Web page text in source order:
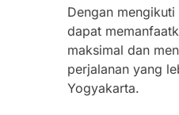
Dengan
dapat
maksimal dan
perjalanan yang
Yogyakarta.